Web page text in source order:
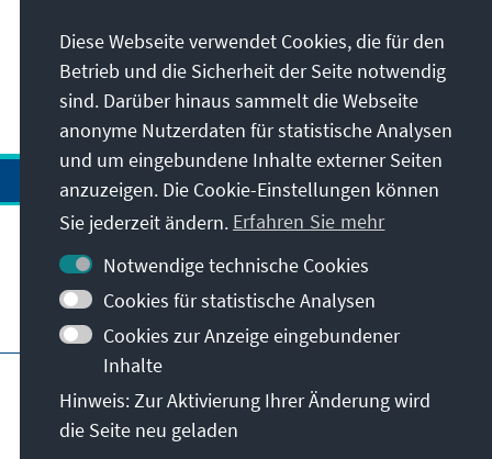
Kontakt
Besuchen Sie auch
Hauptseite der KAS
Nutzungsbedingungen
Erklärung zur Barrierefreiheit
Diese Webseite verwendet Cookies, die für den
Betrieb und die Sicherheit der Seite notwendig
sind. Darüber hinaus sammelt die Webseite
anonyme Nutzerdaten für statistische Analysen
und um eingebundene Inhalte externer Seiten
anzuzeigen. Die Cookie-Einstellungen können
Sie jederzeit ändern. Erfahren Sie mehr
Notwendige technische Cookies
Cookies für statistische Analysen
Cookies zur Anzeige eingebundener
Inhalte
Hinweis: Zur Aktivierung Ihrer Änderung wird
die Seite neu geladen